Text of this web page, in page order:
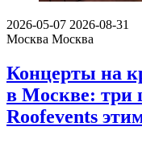
2026-05-07 2026-08-31
Москва Москва
Концерты на
в Москве: три
Roofevents